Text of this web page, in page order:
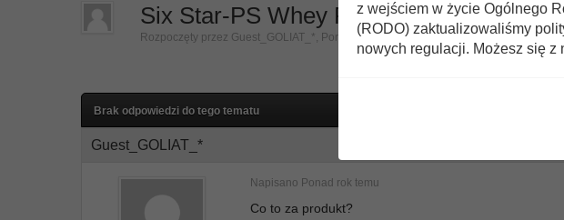
Six Star-PS Whey Protein
Rozpoczęty przez Guest_GOLIAT_* , Ponad rok temu
Brak odpowiedzi do tego tematu
Guest_GOLIAT_*
Napisano Ponad rok temu
Co to za produkt?
z wejściem w życie Ogólnego
(RODO) zaktualizowaliśmy
nowych regulacji. Możesz się z